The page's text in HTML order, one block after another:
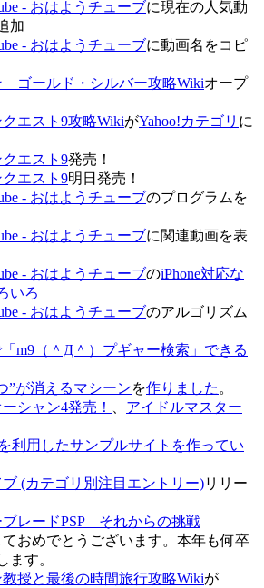
- おはようチューブに現在の人気動
加
- おはようチューブに動画名をコピ
ゴールド・シルバー攻略Wikiオープ
クエスト9攻略WikiがYahoo!カテゴリ に
クエスト9発売！
クエスト9明日発売！
- おはようチューブのプログラムを
- おはようチューブに関連動画を表
- おはようチューブのiPhone対応な
いろ
- おはようチューブのアルゴリズム
「m9（＾Д＾）プギャー検索」できる
”が消えるマシーンを作りました 。
シャン4発売！
アイドルマスター
利用したサンプルサイトを作ってい
(カテゴリ別注目エントリー)リリー
ブレードPSP それからの挑戦
おめでとうございます。本年も何卒
ます。
教授と最後の時間旅行攻略Wikiが